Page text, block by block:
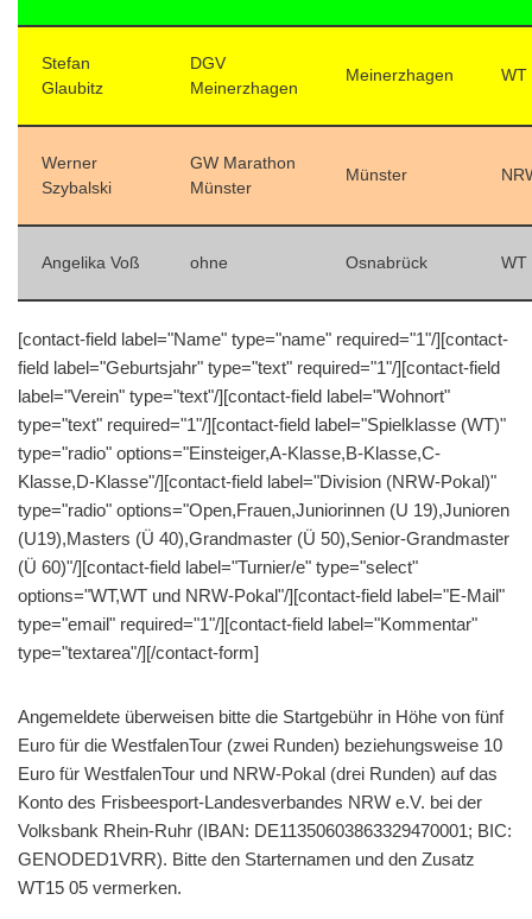
Stefan
Glaubitz
DGV
Meinerzhagen
Meinerzhagen WT
Werner
Szybalski
GW Marathon
Münster
Münster
Angelika Voß ohne Osnabrück WT
[contact-field label="Name" type="name" required="1"/][contact-
field label="Geburtsjahr" type="text" required="1"/][contact-field
label="Verein" type="text"/][contact-field label="Wohnort"
type="text" required="1"/][contact-field label="Spielklasse (WT)"
type="radio" options="Einsteiger,A-Klasse,B-Klasse,C-
Klasse,D-Klasse"/][contact-field label="Division (NRW-Pokal)"
type="radio" options="Open,Frauen,Juniorinnen (U 19),Junioren
(U19),Masters (Ü 40),Grandmaster (Ü 50),Senior-Grandmaster
(Ü 60)"/][contact-field label="Turnier/e" type="select"
options="WT,WT und NRW-Pokal"/][contact-field label="E-Mail"
type="email" required="1"/][contact-field label="Kommentar"
type="textarea"/][/contact-form]
Angemeldete überweisen bitte die Startgebühr in Höhe von fünf
Euro für die WestfalenTour (zwei Runden) beziehungsweise 10
Euro für WestfalenTour und NRW-Pokal (drei Runden) auf das
Konto des Frisbeesport-Landesverbandes NRW e.V. bei der
Volksbank Rhein-Ruhr (IBAN: DE11350603863329470001; BIC:
GENODED1VRR). Bitte den Starternamen und den Zusatz
WT15 05 vermerken.